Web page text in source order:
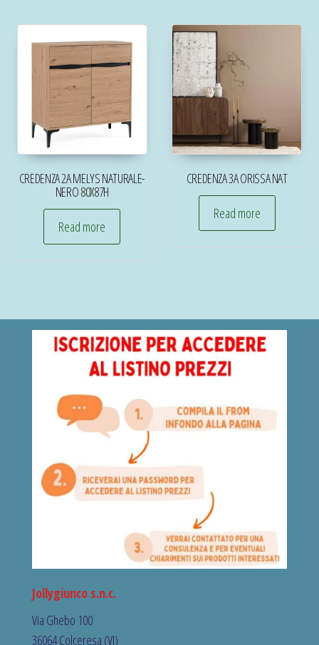
CREDENZA 2A MELYS NATURALE-
NERO 80X87H
Read more
CREDENZA 3A ORISSA NAT
Read more
Jollygiunco s.n.c.
Via Ghebo 100
36064 Colceresa (VI)